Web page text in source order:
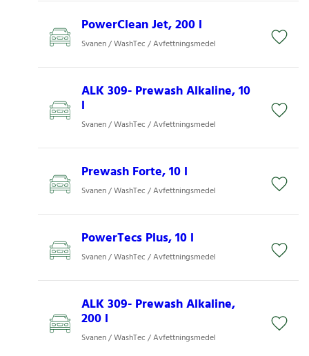
PowerClean Jet, 200 l
Svanen / WashTec / Avfettningsmedel
ALK 309- Prewash Alkaline, 10
l
Svanen / WashTec / Avfettningsmedel
Prewash Forte, 10 l
Svanen / WashTec / Avfettningsmedel
PowerTecs Plus, 10 l
Svanen / WashTec / Avfettningsmedel
ALK 309- Prewash Alkaline,
200 l
Svanen / WashTec / Avfettningsmedel